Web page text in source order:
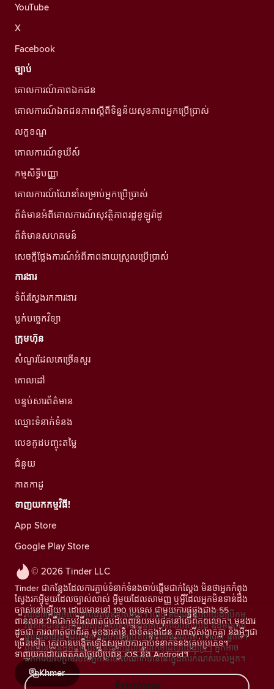
© 2026 Tinder LLC
Tinder ជាកន្លែងដែលការភ្ជាប់ទំនាក់ទំនងចាប់ផ្តើមជាក់ស្តែង មិនថាអ្នកកំពុង
ស្វែងរកអ្វីមួយដែលច្បាស់លាស់ អ្វីមួយដែលសាមញ្ញ ឬអ្វីដែលអ្នកមិនទាន់ដឹង
ច្បាស់នៅឡើយ។ ដោយមាននៅ 190 ប្រទេស ជាមួយការផ្គូផ្គងជាង 55
ពាន់លាន វាគឺជាកម្មវិធីណាត់ជួបដ៏ពេញនិយមបំផុតនៅលើពិភពលោក។ មុខងារ
ដូចជា ការណាត់ជួបពីរគូ មុខងារតន្រ្តី លិខិតឆ្លងដែន ភាពស៊ីសង្វាក់គ្នា និងអ្វីៗជា
ច្រើនទៀត ត្រូវបានបង្កើតឡើងសម្រាប់ការភ្ជាប់ទំនាក់ទំនងគ្រប់ប្រភេទ។
ទាញយកដោយឥតគិតថ្លៃលើប្រព័ន្ធ iOS និង Android។
Khmer
YouTube
X
Facebook
ច្បាប់
គោលការណ៍ភាពឯកជន
គោលការណ៍ឯកជនភាពស្ដីពីទិន្នន័យសុខភាពអ្នកប្រើប្រាស់
លក្ខខណ្ឌ
គោលការណ៍ខូឃីស៍
កម្មសិទ្ធិបញ្ញា
គោលការណ៍ណែនាំសម្រាប់អ្នកប្រើប្រាស់
ព័ត៌មានអំពីគោលការណ៍សុវត្ថិភាពរដ្ឋខូឡូរ៉ាដូ
ព័ត៌មានសហគមន៍
សេចក្តីថ្លែងការណ៍អំពីភាពងាយស្រួលប្រើប្រាស់
ការងារ
ទំព័រស្វែងរកការងារ
ប្លក់បច្ចេកវិទ្យា
ក្រុមហ៊ុន
សំណួរដែលគេច្រើនសួរ
គោលដៅ
បន្ទប់សារព័ត៌មាន
ឈ្មោះទំនាក់ទំនង
លេខកូដបញ្ចុះតម្លៃ
ជំនួយ
កាតកាដូ
ទាញយកកម្មវិធី!
App Store
Google Play Store
យើងឲ្យតម្លៃចំពោះភាពឯកជនរបស់អ្នក។ យើង និងដៃគូរបស់យើងប្រើកម្ម
វិធីតាមដានដើម្បីវាស់ស្ទង់ទស្សនិកជននៃគេហទំព័ររបស់យើង និងមានការ
ផ្តល់ជូនផ្សេងៗដល់អ្នក និងកែលម្អប្រតិបត្តិការទីផ្សាររបស់ Tinder ផ្ទាល់។
ព័ត៌មានបន្ថែមអំពីខូឃីស៍ និងអ្នកផ្តល់សេវាកម្មដែលយើងប្រើ។ អ្នកអាច
ដកការយល់ព្រមរបស់អ្នកនៅពេលណាក៏បាននៅក្នុងការកំណត់របស់អ្នក។